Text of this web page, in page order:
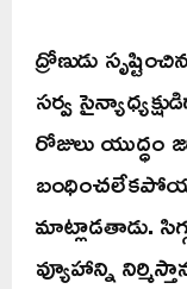
ద్రోణుడు
సర్వ
రోజులు యుద్ధం
మాట్లాడతాడు.
వ్యూహాన్ని